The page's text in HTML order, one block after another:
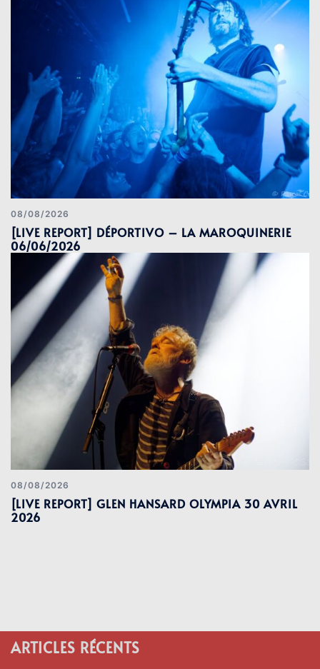
08/08/2026
[LIVE REPORT] DÉPORTIVO – LA MAROQUINERIE
06/06/2026
08/08/2026
[LIVE REPORT] GLEN HANSARD OLYMPIA 30 AVRIL
2026
ARTICLES RÉCENTS